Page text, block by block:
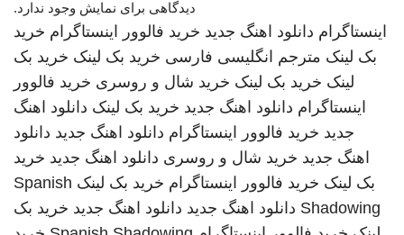
دیدگاهی برای نمایش وجود ندارد.
اینستاگرام دانلود اهنگ جدید خرید فالوور اینستاگرام خرید
بک لینک مترجم انگلیسی فارسی خرید بک لینک خرید بک
لینک خرید بک لینک خرید شال و روسری خرید فالوور
اینستاگرام دانلود اهنگ جدید خرید بک لینک دانلود اهنگ
جدید خرید فالوور اینستاگرام دانلود اهنگ جدید دانلود
اهنگ جدید خرید شال و روسری دانلود اهنگ جدید خرید
بک لینک خرید فالوور اینستاگرام خرید بک لینک Spanish
Shadowing دانلود اهنگ جدید دانلود اهنگ جدید خرید بک